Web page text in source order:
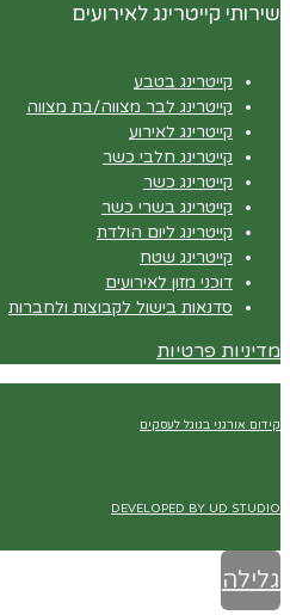
שירותי קייטרינג לאירועים
קייטרינג בטבע
קייטרינג לבר מצווה/בת מצווה
קייטרינג לאירוע
קייטרינג חלבי כשר
קייטרינג כשר
קייטרינג בשרי כשר
קייטרינג ליום הולדת
קייטרינג שטח
דוכני מזון לאירועים
סדנאות בישול לקבוצות ולחברות
מדיניות פרטיות
קידום אורגני בגוגל לעסקים
DEVELOPED BY UD STUDIO
גלילה